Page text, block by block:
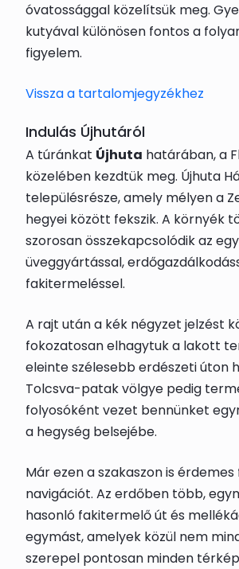
óvatossággal közelítsük meg.
kutyával különösen fontos a
figyelem.
Vissza a tartalomjegyzékhez
Indulás Újhutáról
A túránkat Újhuta határában, a
közelében kezdtük meg. Újhuta
településrésze, amely mélyen a
hegyei között fekszik. A környék
szorosan összekapcsolódik az
üveggyártással,
fakitermeléssel.
A rajt után a kék négyzet jelzést
fokozatosan elhagytuk a lakott
eleinte szélesebb erdészeti úton
Tolcsva-patak völgye pedig
folyosóként vezet bennünket
a hegység belsejébe.
Már ezen a szakaszon is érdemes
navigációt. Az erdőben több,
hasonló fakitermelő út és
egymást, amelyek közül nem
szerepel pontosan minden